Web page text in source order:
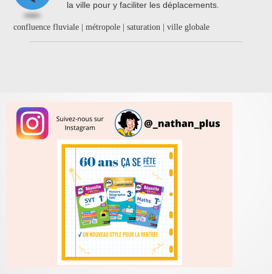
la ville pour y faciliter les déplacements.
confluence fluviale | métropole | saturation | ville globale